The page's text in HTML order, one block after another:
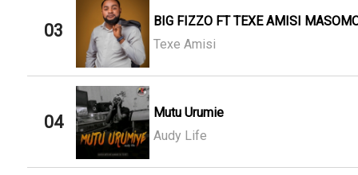
03
BIG FIZZO FT TEXE AMISI
Texe Amisi
04
Mutu Urumie
Audy Life